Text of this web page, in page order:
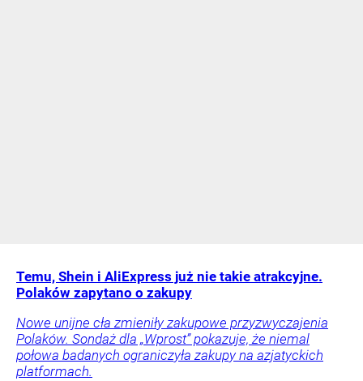
Temu, Shein i AliExpress już nie takie atrakcyjne.
Polaków zapytano o zakupy
Nowe unijne cła zmieniły zakupowe przyzwyczajenia
Polaków. Sondaż dla „Wprost” pokazuje, że niemal
połowa badanych ograniczyła zakupy na azjatyckich
platformach.